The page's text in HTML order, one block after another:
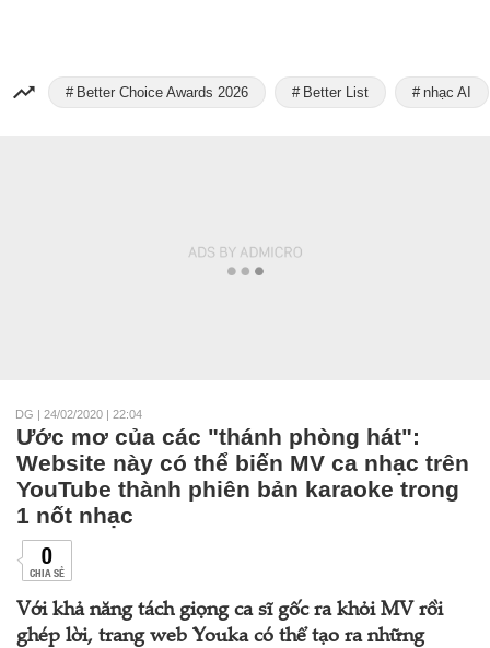
Better Choice Awards 2026 Better List nhạc AI
DG | 24/02/2020 | 22:04
Ước mơ của các "thánh phòng hát":
Website này có thể biến MV ca nhạc trên
YouTube thành phiên bản karaoke trong
1 nốt nhạc
0
CHIA SẺ
Với khả năng tách giọng ca sĩ gốc ra khỏi MV rồi
ghép lời, trang web Youka có thể tạo ra những